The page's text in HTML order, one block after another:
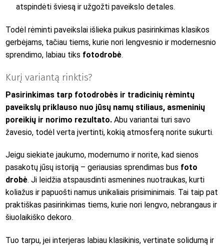
atspindėti šviesą ir užgožti paveikslo detales.
Todėl rėminti paveikslai išlieka puikus pasirinkimas klasikos
gerbėjams, tačiau tiems, kurie nori lengvesnio ir modernesnio
sprendimo, labiau tiks fotodrobė.
Kurį variantą rinktis?
Pasirinkimas tarp fotodrobės ir tradicinių rėmintų
paveikslų priklauso nuo jūsų namų stiliaus, asmeninių
poreikių ir norimo rezultato. Abu variantai turi savo
žavesio, todėl verta įvertinti, kokią atmosferą norite sukurti.
Jeigu siekiate jaukumo, modernumo ir norite, kad sienos
pasakotų jūsų istoriją – geriausias sprendimas bus foto
drobė. Ji leidžia atspausdinti asmenines nuotraukas, kurti
koliažus ir papuošti namus unikaliais prisiminimais. Tai taip pat
praktiškas pasirinkimas tiems, kurie nori lengvo, nebrangaus ir
šiuolaikiško dekoro.
Tuo tarpu, jei interjeras labiau klasikinis, vertinate solidumą ir